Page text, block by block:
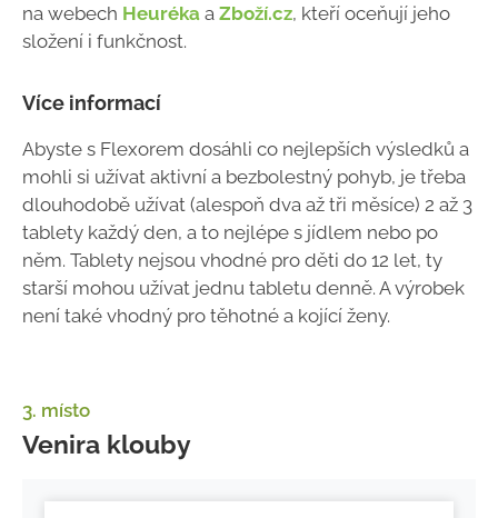
na webech Heuréka a Zboží.cz, kteří oceňují jeho
složení i funkčnost.
Více informací
Abyste s Flexorem dosáhli co nejlepších výsledků a
mohli si užívat aktivní a bezbolestný pohyb, je třeba
dlouhodobě užívat (alespoň dva až tři měsíce) 2 až 3
tablety každý den, a to nejlépe s jídlem nebo po
něm. Tablety nejsou vhodné pro děti do 12 let, ty
starší mohou užívat jednu tabletu denně. A výrobek
není také vhodný pro těhotné a kojící ženy.
3. místo
Venira klouby